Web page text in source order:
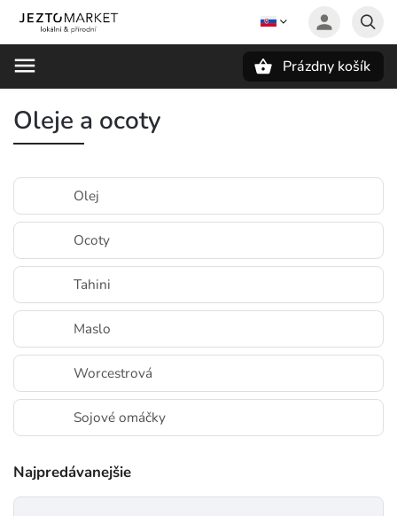
Prázdny košík
Oleje a ocoty
Olej
Ocoty
Tahini
Maslo
Worcestrová
Sojové omáčky
Najpredávanejšie